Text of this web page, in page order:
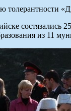
состязались
из 11